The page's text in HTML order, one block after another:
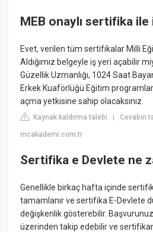
MEB onaylı sertifika ile
Evet, verilen tüm sertifikalar Milli
Aldığımız belgeyle iş yeri açabilir
Güzellik Uzmanlığı, 1024 Saat
Erkek Kuaförlüğü Eğitim
açma yetkisine sahip olacaksınız.
Kaynak kaldırma talebi |Cevabın
mcakademi.com.tr
Sertifika e Devlete ne
Genellikle birkaç hafta içinde
tamamlanır ve sertifika E-Devlete
değişkenlik gösterebilir.
üzerinden takip edebilir ve